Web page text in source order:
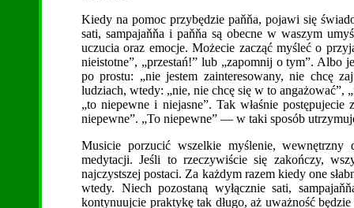
Kiedy na pomoc przybędzie paňňa, pojawi się
sati, sampajaňňa i paňňa są obecne w waszym
uczucia oraz emocje. Możecie zacząć myśleć o
nieistotne”, „przestań!” lub „zapomnij o tym”. Albo
po prostu: „nie jestem zainteresowany, nie chcę
ludziach, wtedy: „nie, nie chcę się w to
„to niepewne i niejasne”. Tak właśnie
niepewne”. „To niepewne” — w taki sposób
Musicie porzucić wszelkie myślenie,
medytacji. Jeśli to rzeczywiście się zakończy,
najczystszej postaci. Za każdym razem kiedy one
wtedy. Niech pozostaną wyłącznie sati,
kontynuujcie praktykę tak długo, aż uważność